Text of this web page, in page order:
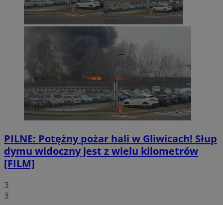
PILNE: Potężny pożar hali w Gliwicach! Słup
dymu widoczny jest z wielu kilometrów
[FILM]
3
3